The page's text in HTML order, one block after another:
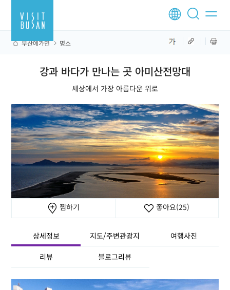
부산에가면 명소
강과 바다가 만나는 곳 아미산전망대
세상에서 가장 아름다운 위로
찜하기 좋아요(25)
상세정보 지도/주변관광지 여행사진
리뷰 블로그리뷰